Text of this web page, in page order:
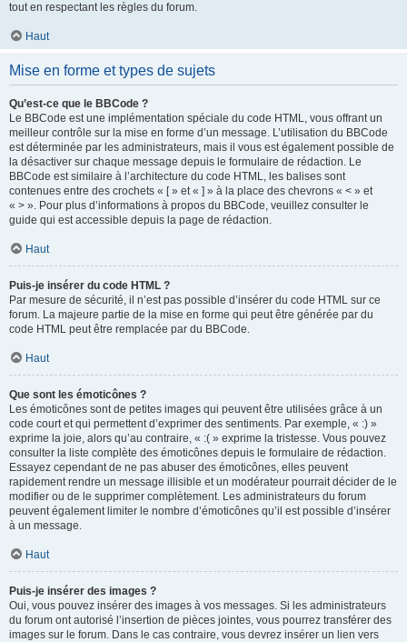
tout en respectant les règles du forum.
Haut
Mise en forme et types de sujets
Qu’est-ce que le BBCode ?
Le BBCode est une implémentation spéciale du code HTML, vous offrant un
meilleur contrôle sur la mise en forme d’un message. L’utilisation du BBCode
est déterminée par les administrateurs, mais il vous est également possible de
la désactiver sur chaque message depuis le formulaire de rédaction. Le
BBCode est similaire à l’architecture du code HTML, les balises sont
contenues entre des crochets « [ » et « ] » à la place des chevrons « < » et
« > ». Pour plus d’informations à propos du BBCode, veuillez consulter le
guide qui est accessible depuis la page de rédaction.
Haut
Puis-je insérer du code HTML ?
Par mesure de sécurité, il n’est pas possible d’insérer du code HTML sur ce
forum. La majeure partie de la mise en forme qui peut être générée par du
code HTML peut être remplacée par du BBCode.
Haut
Que sont les émoticônes ?
Les émoticônes sont de petites images qui peuvent être utilisées grâce à un
code court et qui permettent d’exprimer des sentiments. Par exemple, « :) »
exprime la joie, alors qu’au contraire, « :( » exprime la tristesse. Vous pouvez
consulter la liste complète des émoticônes depuis le formulaire de rédaction.
Essayez cependant de ne pas abuser des émoticônes, elles peuvent
rapidement rendre un message illisible et un modérateur pourrait décider de le
modifier ou de le supprimer complètement. Les administrateurs du forum
peuvent également limiter le nombre d’émoticônes qu’il est possible d’insérer
à un message.
Haut
Puis-je insérer des images ?
Oui, vous pouvez insérer des images à vos messages. Si les administrateurs
du forum ont autorisé l’insertion de pièces jointes, vous pourrez transférer des
images sur le forum. Dans le cas contraire, vous devrez insérer un lien vers